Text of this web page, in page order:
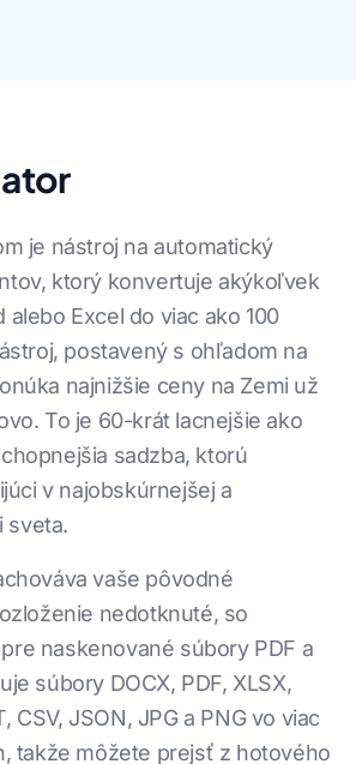
je nástroj na automatický
ktorý konvertuje akýkoľvek
alebo Excel do viac ako 100
postavený s ohľadom na
najnižšie ceny na Zemi už
To je 60-krát lacnejšie ako
sadzba, ktorú
v najobskúrnejšej a
sveta.
vaše pôvodné
nedotknuté, so
naskenované súbory PDF a
súbory DOCX, PDF, XLSX,
CSV, JSON, JPG a PNG vo viac
takže môžete prejsť z hotového